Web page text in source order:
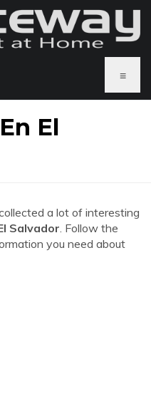
≡
El
a lot of interesting
Salvador. Follow the
you need about